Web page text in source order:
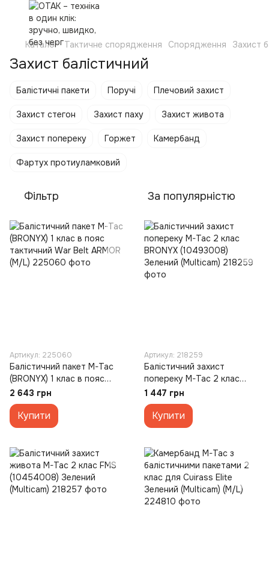
Каталог Тактичне спорядження Спорядження Захист
Захист балістичний
Балістичні пакети Поручі Плечовий захист
Захист стегон Захист паху Захист живота
Захист попереку Горжет Камербанд
Фартух протиуламковий
Фільтр За популярністю
Артикул: 225060
Балістичний пакет M-Tac
(BRONYX) 1 клас в пояс
тактичний War Belt ARMOR
(M/L)
2 643 грн
Купити
Артикул: 218259
Балістичний захист
попереку M-Tac 2 клас
BRONYX (10493008)
Зелений (Multicam)
1 447 грн
Купити